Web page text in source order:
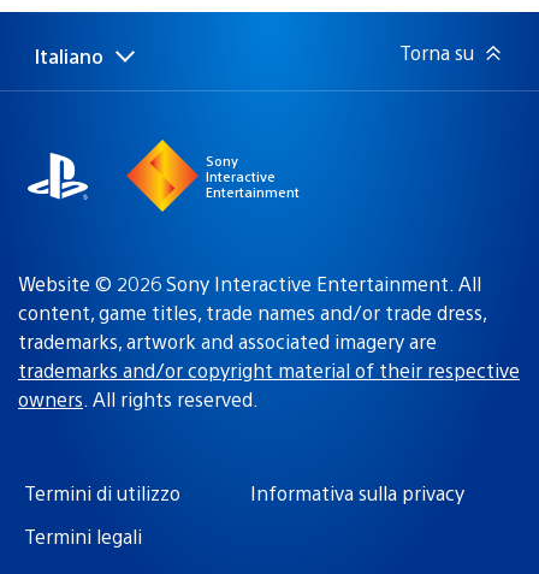
pubblicazione:
Seleziona
una
Regione
attuale:
Italiano Torna su
Sony
Interactive
Entertainment
Website © 2026 Sony Interactive Entertainment. All
content, game titles, trade names and/or trade dress,
trademarks, artwork and associated imagery are
trademarks and/or copyright material of their respective
owners. All rights reserved.
Termini di utilizzo
Informativa sulla privacy
Termini legali